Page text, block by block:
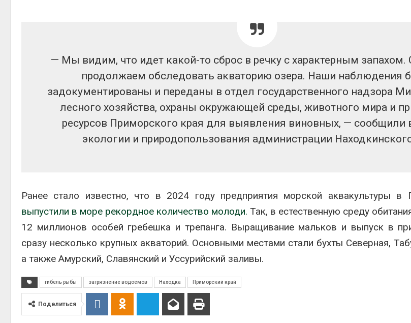
—‬ Мы видим, что идет какой-то сброс в речку с характерным запахом.
продолжаем обследовать акваторию озера. Наши наблюдения
задокументированы и переданы в отдел государственного надзора
лесного хозяйства, охраны окружающей среды, животного мира и
ресурсов Приморского края для выявления виновных, —‬ сообщили
экологии и природопользования администрации
Ранее стало известно, что в 2024 году предприятия морской аквакультуры в
выпустили в море рекордное количество молоди. Так, в естественную среду
12 миллионов особей гребешка и трепанга. Выращивание мальков и выпуск в
сразу несколько крупных акваторий. Основными местами стали бухты Северная,
а также Амурский, Славянский и Уссурийский заливы.
гибель рыбы загрязнение водоёмов Находка Приморский край
Поделиться